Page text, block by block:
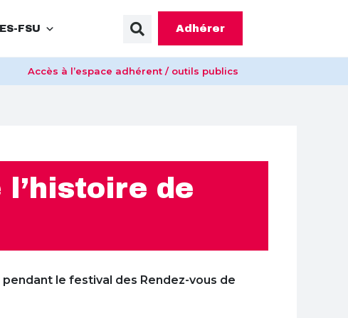
FSU Adhérer
Accès à l’espace adhérent / outils publics
l’histoire de
le festival des Rendez-vous de